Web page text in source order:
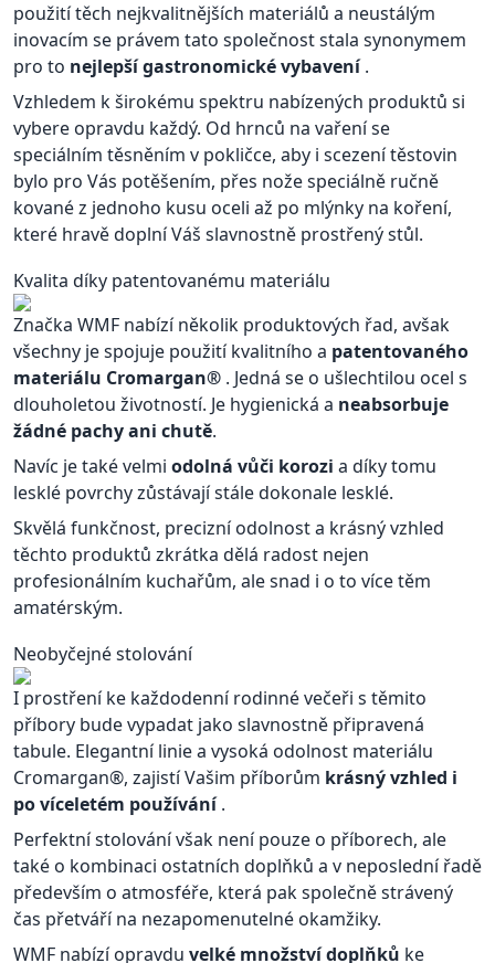
použití těch nejkvalitnějších materiálů a neustálým
inovacím se právem tato společnost stala synonymem
pro to nejlepší gastronomické vybavení.
Vzhledem k širokému spektru nabízených produktů si
vybere opravdu každý. Od hrnců na vaření se
speciálním těsněním v pokličce, aby i scezení těstovin
bylo pro Vás potěšením, přes nože speciálně ručně
kované z jednoho kusu oceli až po mlýnky na koření,
které hravě doplní Váš slavnostně prostřený stůl.
Kvalita díky patentovanému materiálu
Značka WMF nabízí několik produktových řad, avšak
všechny je spojuje použití kvalitního a patentovaného
materiálu Cromargan® . Jedná se o ušlechtilou ocel s
dlouholetou životností. Je hygienická a neabsorbuje
žádné pachy ani chutě.
Navíc je také velmi odolná vůči korozi a díky tomu
lesklé povrchy zůstávají stále dokonale lesklé.
Skvělá funkčnost, precizní odolnost a krásný vzhled
těchto produktů zkrátka dělá radost nejen
profesionálním kuchařům, ale snad i o to více těm
amatérským.
Neobyčejné stolování
I prostření ke každodenní rodinné večeři s těmito
příbory bude vypadat jako slavnostně připravená
tabule. Elegantní linie a vysoká odolnost materiálu
Cromargan®, zajistí Vašim příborům krásný vzhled i
po víceletém používání.
Perfektní stolování však není pouze o příborech, ale
také o kombinaci ostatních doplňků a v neposlední řadě
především o atmosféře, která pak společně strávený
čas přetváří na nezapomenutelné okamžiky.
WMF nabízí opravdu velké množství doplňků ke